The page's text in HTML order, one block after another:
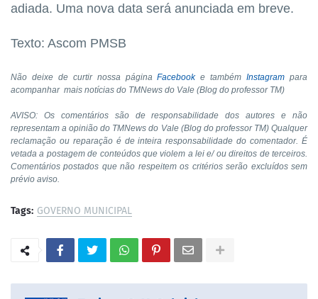
adiada. Uma nova data será anunciada em breve.
Texto: Ascom PMSB
Não deixe de curtir nossa páginaFacebooke tambémInstagram para
acompanhar mais notícias do TMNews do Vale (Blog do professor TM)
AVISO: Os comentários são de responsabilidade dos autores e não
representam a opinião do TMNews do Vale (Blog do professor TM) Qualquer
reclamação ou reparação é de inteira responsabilidade do comentador. É
vetada a postagem de conteúdos que violem a lei e/ ou direitos de terceiros.
Comentários postados que não respeitem os critérios serão excluídos sem
prévio aviso.
Tags: GOVERNO MUNICIPAL